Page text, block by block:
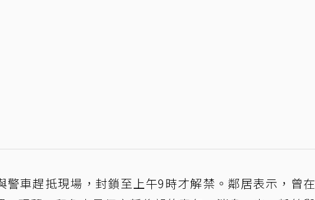
警車趕抵現場，封鎖至上午9時才解禁。鄰居表示，曾在